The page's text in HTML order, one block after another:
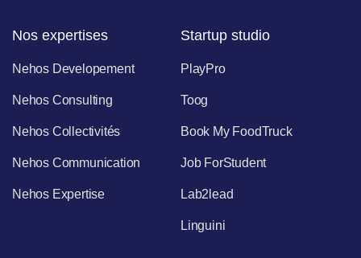
Nos expertises
Nehos Developement
Nehos Consulting
Nehos Collectivités
Nehos Communication
Nehos Expertise
Startup studio
PlayPro
Toog
Book My FoodTruck
Job ForStudent
Lab2lead
Linguini